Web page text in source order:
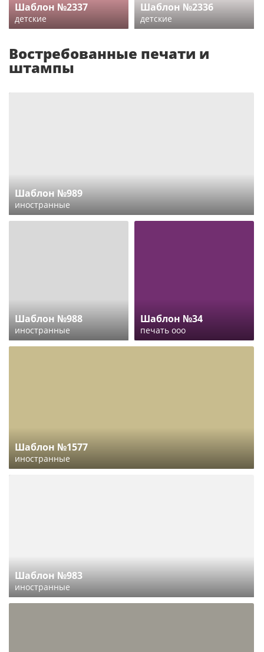
Шаблон №2337
детские
Шаблон №2336
детские
Востребованные печати и
штампы
Шаблон №989
иностранные
Шаблон №988
иностранные
Шаблон №34
печать ооо
Шаблон №1577
иностранные
Шаблон №983
иностранные